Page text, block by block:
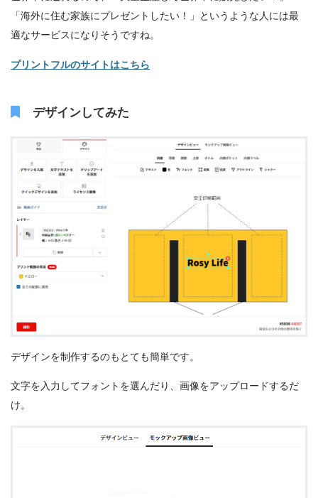
「海外に住む家族にプレゼントしたい！」というような人には最
適なサービスになりそうですね。
プリントフルのサイトはこちら
デザインしてみた
デザインを制作するのもとても簡単です。
文字を入力してフォントを選んだり、画像をアップロードするだ
け。